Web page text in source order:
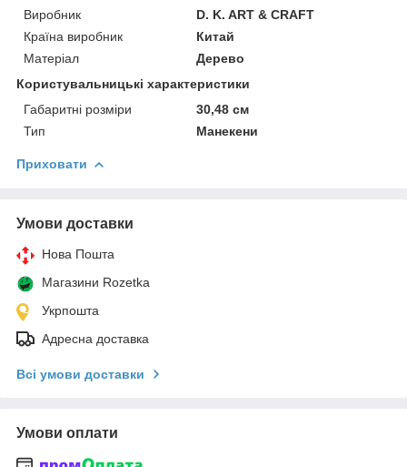
Виробник
D. K. ART & CRAFT
Країна виробник
Китай
Матеріал
Дерево
Користувальницькі характеристики
Габаритні розміри
30,48 см
Тип
Манекени
Приховати
Умови доставки
Нова Пошта
Магазини Rozetka
Укрпошта
Адресна доставка
Всі умови доставки
Умови оплати